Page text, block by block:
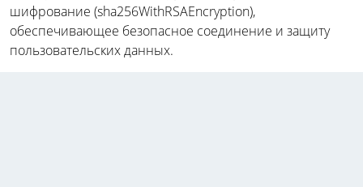
шифрование (sha256WithRSAEncryption),
обеспечивающее безопасное соединение и защиту
пользовательских данных.